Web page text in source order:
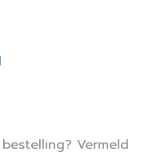
Vermeld